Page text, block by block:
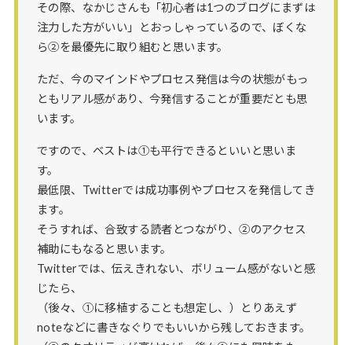
その際、なかじさんも「初心者は1つのブログにまずは
注力した方がいい」とおっしゃっているので、ぼくな
ら②を最優先に取り組むと思います。
ただ、今のマインドやプロセス発信は今の状態がもっ
ともリアル感があり、今発信することが重要だとも思
います。
ですので、ベストは①も平行できるといいと思いま
す。
最低限、Twitterでは成功事例やプロセスを発信してき
ます。
そうすれば、合致する読者とつながり、②のアクセス
補助にもなると思います。
Twitterでは、伝えきれない、ボリューム感がないと感
じたら、
（後々、①に移植することも想定し、）とりあえず
noteなどに書きなぐりでもいいから残しておきます。